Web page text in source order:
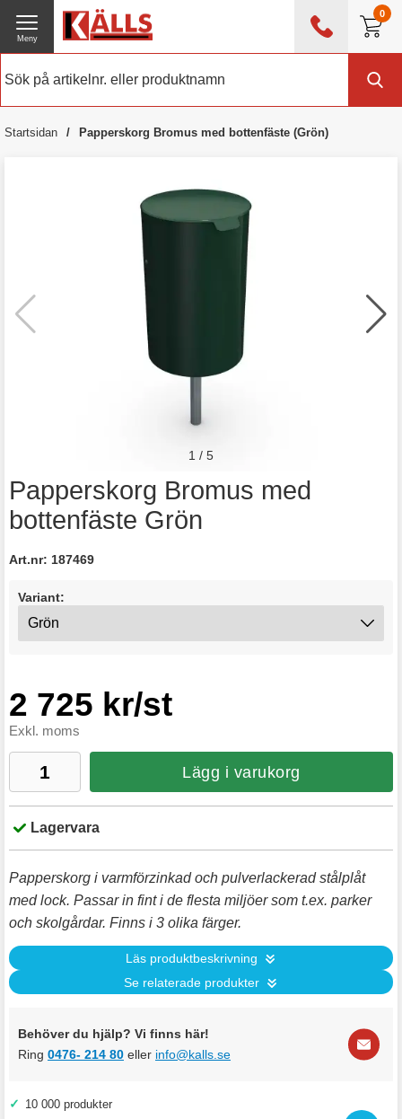
0
0476 - 214 80
Meny
Startsidan Papperskorg Bromus med bottenfäste (Grön)
Papperskorg Bromus med
bottenfäste Grön
Art.nr: 187469
Variant:
2 725 kr/st
Exkl. moms
Lägg i varukorg
Lagervara
Papperskorg i varmförzinkad och pulverlackerad stålplåt
med lock. Passar in fint i de flesta miljöer som t.ex. parker
och skolgårdar. Finns i 3 olika färger.
Läs produktbeskrivning
Se relaterade produkter
Behöver du hjälp? Vi finns här!
Ring 0476- 214 80 eller info@kalls.se
✓ 10 000 produkter
1 / 5